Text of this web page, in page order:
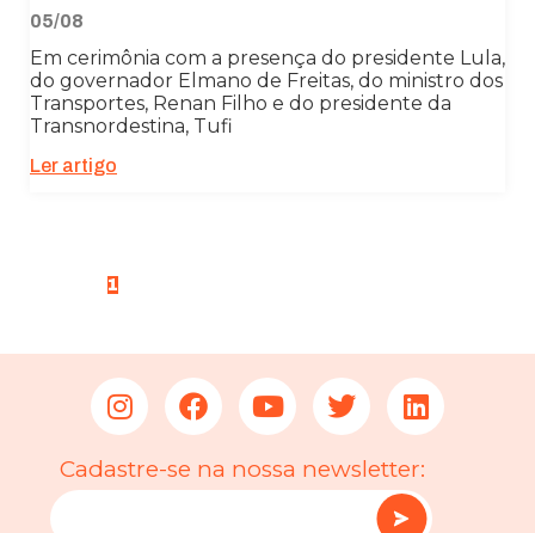
05/08
Em cerimônia com a presença do presidente Lula,
do governador Elmano de Freitas, do ministro dos
Transportes, Renan Filho e do presidente da
Transnordestina, Tufi
Ler artigo
1
Cadastre-se na nossa newsletter: